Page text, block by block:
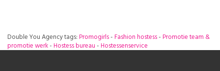
Double You Agencytags: Promogirls- Fashion hostess- Promotie team &
promotie werk- Hostess bureau - Hostessenservice